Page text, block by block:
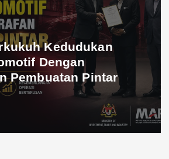
Kedudukan
Dengan
Pembuatan Pintar